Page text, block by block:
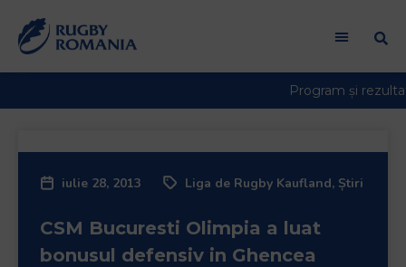
iulie 28, 2013 Liga de Rugby Kaufland, Știri
CSM Bucuresti Olimpia a luat
bonusul defensiv in Ghencea